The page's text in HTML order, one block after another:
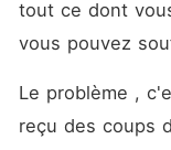
tout ce dont
vous pouvez
Le problème ,
reçu des coups